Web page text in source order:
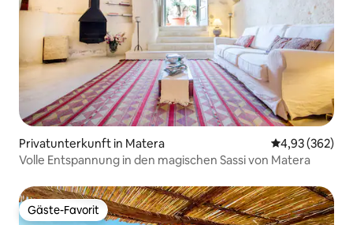
Privatunterkunft in Matera
4,93 (362)
Volle Entspannung in den magischen Sassi von Matera
Gäste-Favorit
Gäste-Favorit